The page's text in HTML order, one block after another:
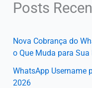
Posts
Nova Cobrança do
o Que Muda para Sua
WhatsApp Username
2026